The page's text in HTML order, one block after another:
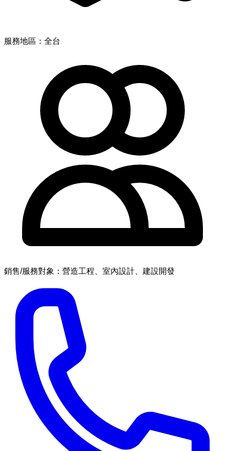
服務地區：全台
銷售/服務對象：營造工程、室內設計、建設開發